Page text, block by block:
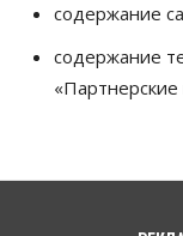
содержание
содержание